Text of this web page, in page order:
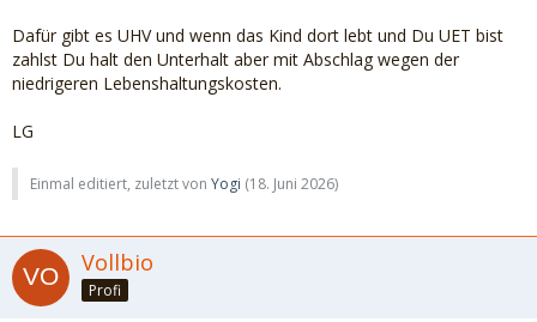
Dafür gibt es UHV und wenn das Kind dort lebt und Du UET bist
zahlst Du halt den Unterhalt aber mit Abschlag wegen der
niedrigeren Lebenshaltungskosten.
LG
Einmal editiert, zuletzt von Yogi (18. Juni 2026)
Vollbio
Profi